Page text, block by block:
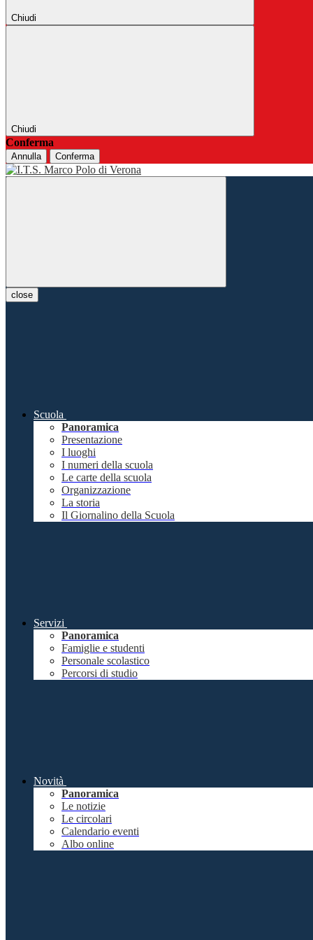
Chiudi
Chiudi
Conferma
Annulla Conferma
close
Scuola
Panoramica
Presentazione
I luoghi
I numeri della scuola
Le carte della scuola
Organizzazione
La storia
Il Giornalino della Scuola
Servizi
Panoramica
Famiglie e studenti
Personale scolastico
Percorsi di studio
Novità
Panoramica
Le notizie
Le circolari
Calendario eventi
Albo online